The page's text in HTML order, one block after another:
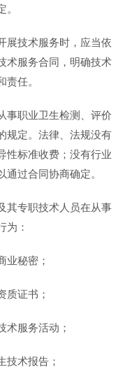
展技术服务时，应当依
术服务合同，明确技术
任。
事职业卫生检测、评价
规定。法律、法规没有
性标准收费；没有行业
过合同协商确定。
其专职技术人员在从事
为：
业秘密；
质证书；
术服务活动；
技术报告；